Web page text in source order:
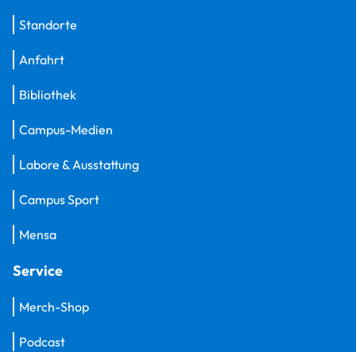
Standorte
Anfahrt
Bibliothek
Campus-Medien
Labore & Ausstattung
Campus Sport
Mensa
Service
Merch-Shop
Podcast